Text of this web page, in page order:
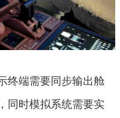
端需要同步输出舱
同时模拟系统需要实